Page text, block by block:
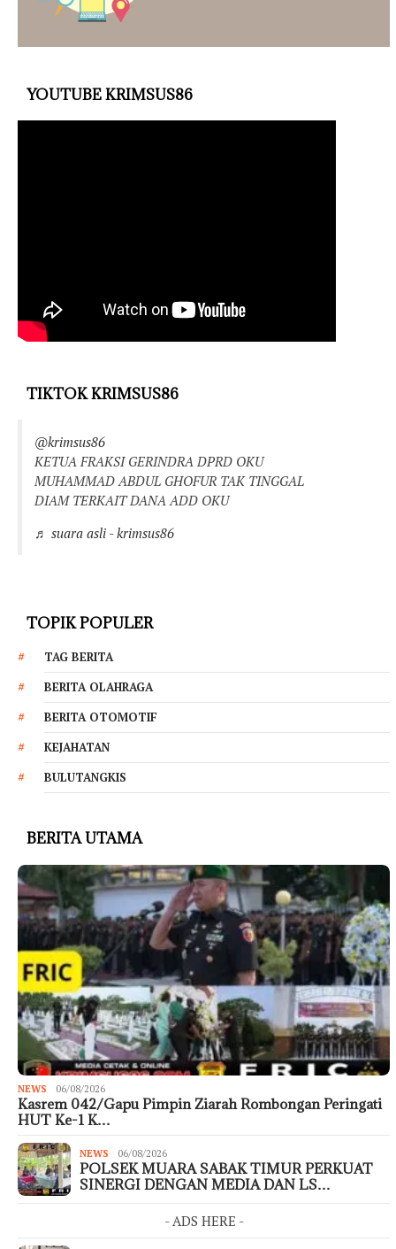
YOUTUBE KRIMSUS86
TIKTOK KRIMSUS86
@krimsus86
KETUA FRAKSI GERINDRA DPRD OKU
MUHAMMAD ABDUL GHOFUR TAK TINGGAL
DIAM TERKAIT DANA ADD OKU
♬ suara asli - krimsus86
TOPIK POPULER
TAG BERITA
BERITA OLAHRAGA
BERITA OTOMOTIF
KEJAHATAN
BULUTANGKIS
BERITA UTAMA
NEWS 06/08/2026
Kasrem 042/Gapu Pimpin Ziarah Rombongan Peringati
HUT Ke-1 K…
NEWS 06/08/2026
POLSEK MUARA SABAK TIMUR PERKUAT
SINERGI DENGAN MEDIA DAN LS…
- ADS HERE -